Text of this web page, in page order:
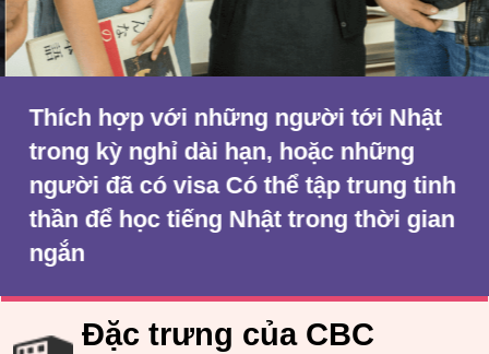
Thích hợp với những người tới Nhật
trong kỳ nghỉ dài hạn, hoặc những
người đã có visa Có thể tập trung tinh
thần để học tiếng Nhật trong thời gian
ngắn
Đặc trưng của CBC